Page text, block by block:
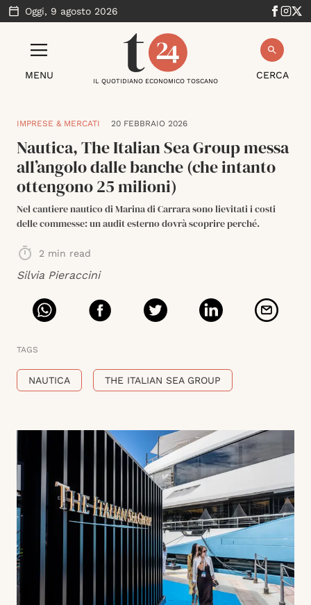
Oggi, 9 agosto 2026
MENU CERCA
IL QUOTIDIANO ECONOMICO TOSCANO
IMPRESE & MERCATI 20 FEBBRAIO 2026
Nautica, The Italian Sea Group messa
all’angolo dalle banche (che intanto
ottengono 25 milioni)
Nel cantiere nautico di Marina di Carrara sono lievitati i costi
delle commesse: un audit esterno dovrà scoprire perché.
2 min read
Silvia Pieraccini
TAGS
NAUTICA THE ITALIAN SEA GROUP